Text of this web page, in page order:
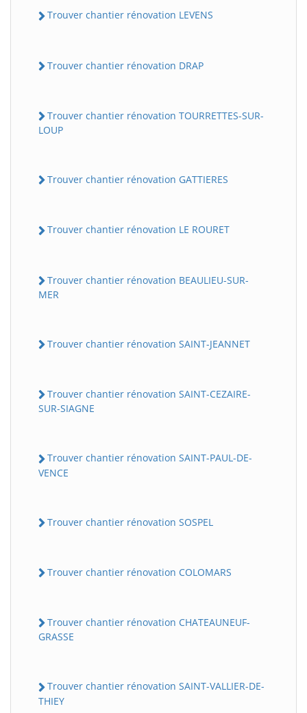
Trouver chantier rénovation LEVENS
Trouver chantier rénovation DRAP
Trouver chantier rénovation TOURRETTES-SUR-
LOUP
Trouver chantier rénovation GATTIERES
Trouver chantier rénovation LE ROURET
Trouver chantier rénovation BEAULIEU-SUR-
MER
Trouver chantier rénovation SAINT-JEANNET
Trouver chantier rénovation SAINT-CEZAIRE-
SUR-SIAGNE
Trouver chantier rénovation SAINT-PAUL-DE-
VENCE
Trouver chantier rénovation SOSPEL
Trouver chantier rénovation COLOMARS
Trouver chantier rénovation CHATEAUNEUF-
GRASSE
Trouver chantier rénovation SAINT-VALLIER-DE-
THIEY